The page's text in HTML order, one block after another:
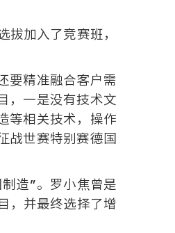
加入了竞赛班，
要精准融合客户需
，一是没有技术文
等相关技术，操作
战世赛特别赛德国
造”。罗小焦曾是
，并最终选择了增